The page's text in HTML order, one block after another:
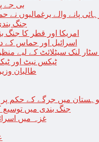
بی جے
پانے والے یرغمالیوں
جنگ
امریکا اور قطر کا جنگ
اسرائیل اور حماس کے
لنک سیٹلائٹ کے لیے
ٹیکس نیٹ اور
طالبان
> کوہستان میں جرگے کے حکم
جنگ بندی میں توسیع
غزہ میں